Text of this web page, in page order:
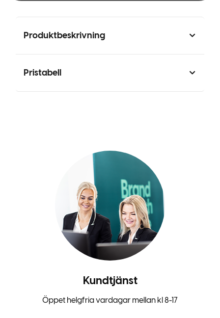
Produktbeskrivning
Pristabell
Kundtjänst
Öppet helgfria vardagar mellan kl 8-17